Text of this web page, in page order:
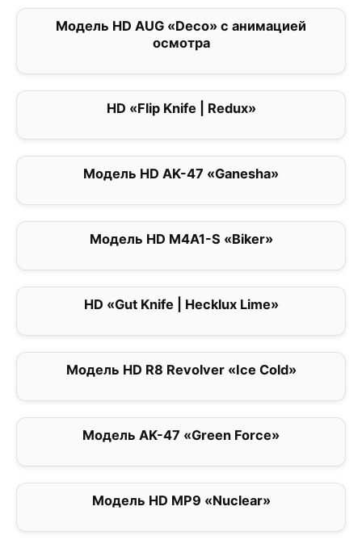
Модель HD AUG «Deco» с анимацией
осмотра
HD «Flip Knife | Redux»
Модель HD AK-47 «Ganesha»
Модель HD M4A1-S «Biker»
HD «Gut Knife | Hecklux Lime»
Модель HD R8 Revolver «Ice Cold»
Модель AK-47 «Green Force»
Модель HD MP9 «Nuclear»